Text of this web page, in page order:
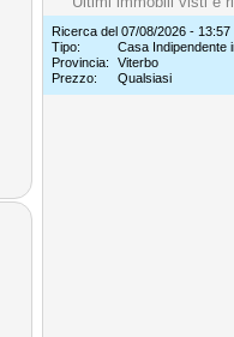
Ricerca del 07/08/2026 - 13:57
Tipo:
Casa Indipendente
Provincia:
Viterbo
Prezzo:
Qualsiasi